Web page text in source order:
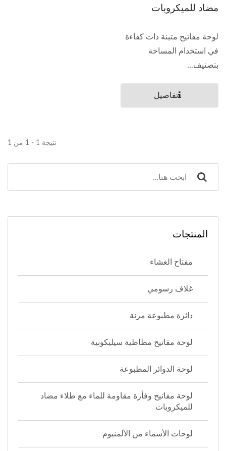
مضاد للميكروبات
لوحة مفاتيح متينة ذات كفاءة
في استخدام المساحة
بتصنيف...
تفاصيل
نتيجة 1 - 1 من 1
المنتجات
مفتاح الغشاء
غلاف رسومي
دائرة مطبوعة مرنة
لوحة مفاتيح مطاطية سيليكونية
لوحة الدوائر المطبوعة
لوحة مفاتيح وفأرة مقاومة للماء مع طلاء مضاد
للميكروبات
لوحات الأسماء من الألمنيوم